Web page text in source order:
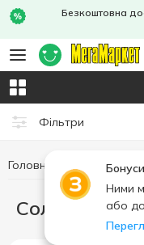
Безкоштовна
Фільтри
Ними
або
Головна Солодощі
Солодощі